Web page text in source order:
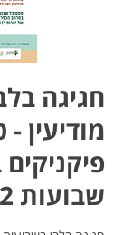
חגיגה
מודיעין -
שבועות 2-6/6/2022